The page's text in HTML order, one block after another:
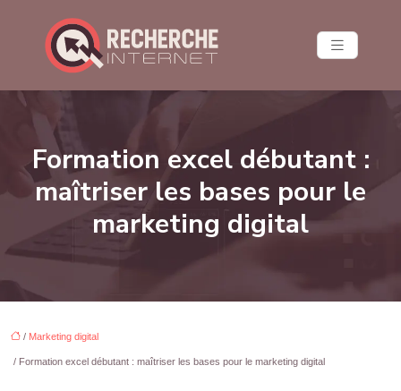
Formation excel débutant :
maîtriser les bases pour le
marketing digital
/ Marketing digital
/ Formation excel débutant : maîtriser les bases pour le marketing digital